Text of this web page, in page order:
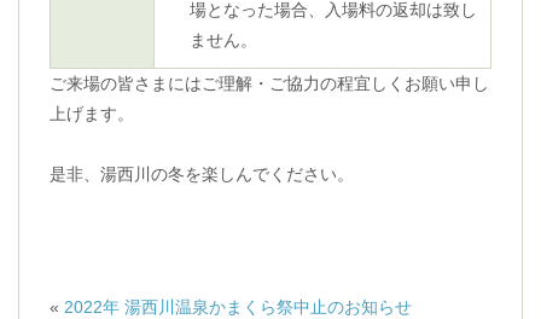
場となった場合、入場料の返却は致し
ません。
ご来場の皆さまにはご理解・ご協力の程宜しくお願い申し
上げます。
是非、湯西川の冬を楽しんでください。
« 2022年 湯西川温泉かまくら祭中止のお知らせ